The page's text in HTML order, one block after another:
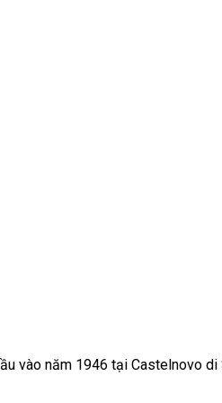
vào năm 1946 tại Castelnovo